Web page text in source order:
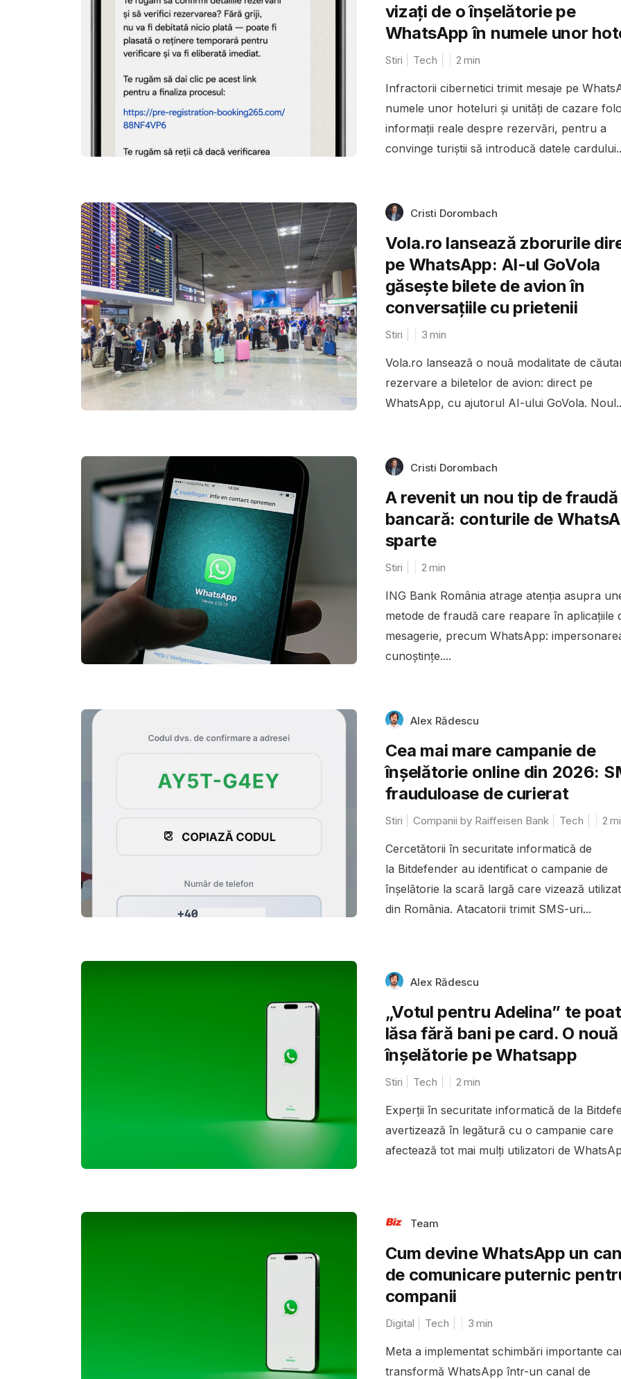
vizați de o înșelătorie pe
WhatsApp în numele unor
Stiri Tech 2 min
Infractorii cibernetici trimit mesaje pe
numele unor hoteluri și unități de cazare
informații reale despre rezervări, pentru a
convinge turiștii să introducă datele
Cristi Dorombach
Vola.ro lansează zborurile
pe WhatsApp: AI-ul GoVola
găsește bilete de avion în
conversațiile cu prietenii
Stiri 3 min
Vola.ro lansează o nouă modalitate de
rezervare a biletelor de avion: direct pe
WhatsApp, cu ajutorul AI-ului GoVola.
Cristi Dorombach
A revenit un nou tip de fraudă
bancară: conturile de
sparte
Stiri 2 min
ING Bank România atrage atenția asupra
metode de fraudă care reapare în aplicațiile
mesagerie, precum WhatsApp:
cunoștințe....
Alex Rădescu
Cea mai mare campanie de
înșelătorie online din 2026:
frauduloase de curierat
Stiri Companii by Raiffeisen Bank Tech 2
Cercetătorii în securitate informatică de
la Bitdefender au identificat o campanie de
înșelătorie la scară largă care vizează
din România. Atacatorii trimit SMS-uri...
Alex Rădescu
„Votul pentru Adelina” te
lăsa fără bani pe card. O nouă
înșelătorie pe Whatsapp
Stiri Tech 2 min
Experții în securitate informatică de la
avertizează în legătură cu o campanie care
afectează tot mai mulți utilizatori de
Team
Cum devine WhatsApp un
de comunicare puternic
companii
Digital Tech 3 min
Meta a implementat schimbări importante
transformă WhatsApp într-un canal de